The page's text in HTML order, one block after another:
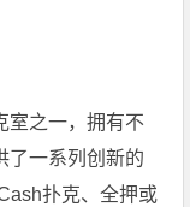
室之一，拥有不
了一系列创新的
扑克、全押或